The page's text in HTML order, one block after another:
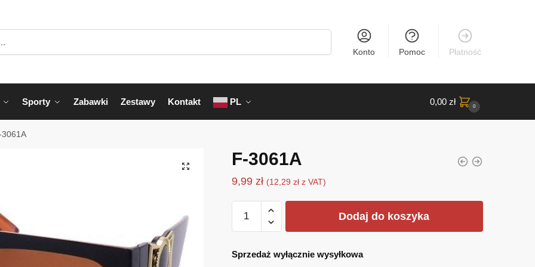
Konto Pomoc Płatność
Sporty Zabawki Zestawy Kontakt PL 0,00 zł 0
F-3061A
9,99 zł (12,29 złz VAT)
Dodaj do koszyka
Sprzedaż wyłącznie wysyłkowa